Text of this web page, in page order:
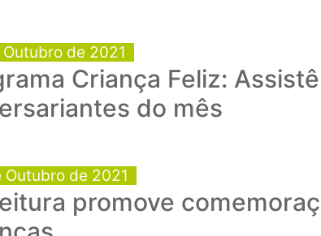
Outubro de 2021
Criança Feliz:
do mês
Outubro de 2021
promove